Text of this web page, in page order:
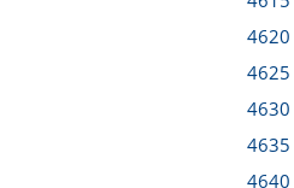
4620
4625
4630
4635
4640